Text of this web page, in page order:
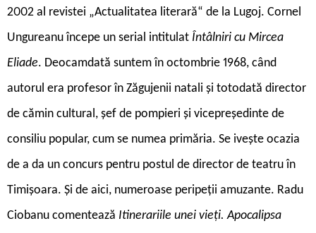
2002 al revistei „Actualitatea literară“ de la Lugoj. Cornel
Ungureanu începe un serial intitulat Întâlniri cu Mircea
Eliade. Deocamdată suntem în octombrie 1968, când
autorul era profesor în Zăgujenii natali și totodată director
de cămin cultural, șef de pompieri și vicepreședinte de
consiliu popular, cum se numea primăria. Se ivește ocazia
de a da un concurs pentru postul de director de teatru în
Timișoara. Și de aici, numeroase peripeții amuzante. Radu
Ciobanu comentează Itinerariile unei vieți. Apocalipsa